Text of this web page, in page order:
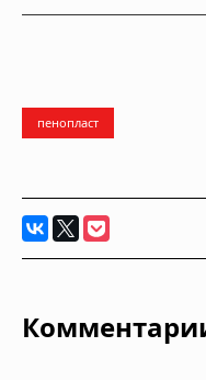
пенопласт